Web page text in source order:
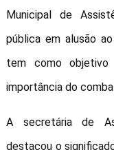
Municipal de
pública em alusão
tem como objetivo
importância do
A secretária de
destacou o